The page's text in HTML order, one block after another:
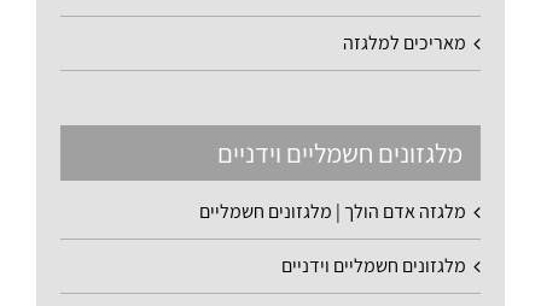
מאריכים למלגזה
מלגזונים חשמליים וידניים
מלגזה אדם הולך | מלגזונים חשמליים
מלגזונים חשמליים וידניים